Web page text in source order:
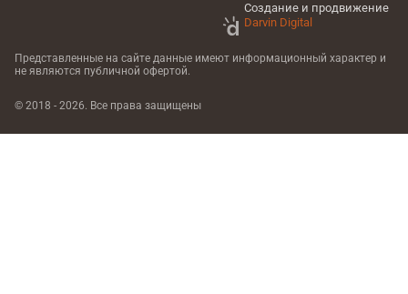
Создание и продвижение
Darvin Digital
Представленные на сайте данные имеют информационный характер и
не являются публичной офертой.
© 2018 - 2026. Все права защищены